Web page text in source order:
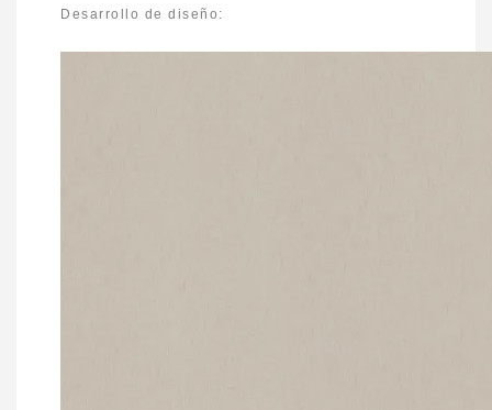
Desarrollo de diseño: